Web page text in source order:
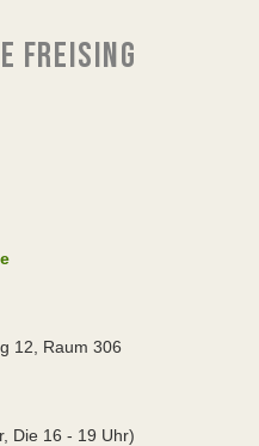
FREISING
12, Raum 306
Die 16 - 19 Uhr)